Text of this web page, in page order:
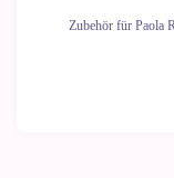
Zubehör für Paola